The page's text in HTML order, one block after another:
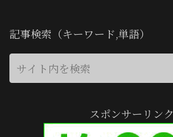
記事検索（キーワード,単語）
スポンサーリンク